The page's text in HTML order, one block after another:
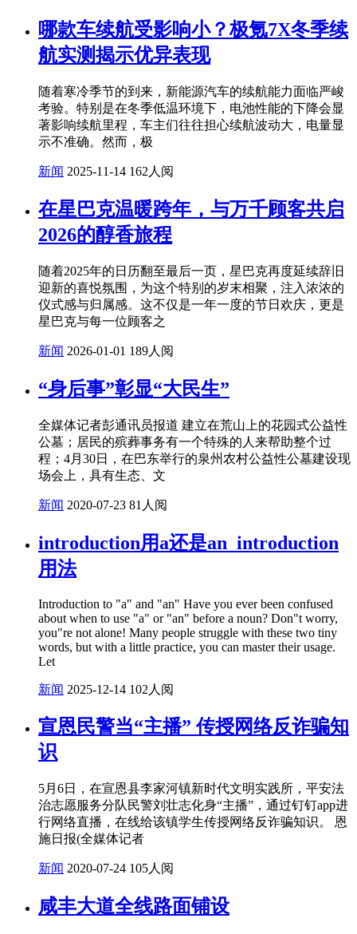
哪款车续航受影响小？极氪7X冬季续
航实测揭示优异表现
随着寒冷季节的到来，新能源汽车的续航能力面临严峻
考验。特别是在冬季低温环境下，电池性能的下降会显
著影响续航里程，车主们往往担心续航波动大，电量显
示不准确。然而，极
新闻 2025-11-14 162人阅
在星巴克温暖跨年，与万千顾客共启
2026的醇香旅程
随着2025年的日历翻至最后一页，星巴克再度延续辞旧
迎新的喜悦氛围，为这个特别的岁末相聚，注入浓浓的
仪式感与归属感。这不仅是一年一度的节日欢庆，更是
星巴克与每一位顾客之
新闻 2026-01-01 189人阅
“身后事”彰显“大民生”
全媒体记者彭通讯员报道 建立在荒山上的花园式公益性
公墓；居民的殡葬事务有一个特殊的人来帮助整个过
程；4月30日，在巴东举行的泉州农村公益性公墓建设现
场会上，具有生态、文
新闻 2020-07-23 81人阅
introduction用a还是an_introduction
用法
Introduction to "a" and "an" Have you ever been confused
about when to use "a" or "an" before a noun? Don"t worry,
you"re not alone! Many people struggle with these two tiny
words, but with a little practice, you can master their usage.
Let
新闻 2025-12-14 102人阅
宣恩民警当“主播” 传授网络反诈骗知
识
5月6日，在宣恩县李家河镇新时代文明实践所，平安法
治志愿服务分队民警刘壮志化身“主播”，通过钉钉app进
行网络直播，在线给该镇学生传授网络反诈骗知识。 恩
施日报(全媒体记者
新闻 2020-07-24 105人阅
咸丰大道全线路面铺设